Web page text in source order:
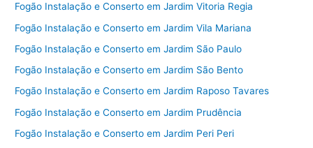
Fogão Instalação e Conserto em Jardim Vitoria Regia
Fogão Instalação e Conserto em Jardim Vila Mariana
Fogão Instalação e Conserto em Jardim São Paulo
Fogão Instalação e Conserto em Jardim São Bento
Fogão Instalação e Conserto em Jardim Raposo Tavares
Fogão Instalação e Conserto em Jardim Prudência
Fogão Instalação e Conserto em Jardim Peri Peri